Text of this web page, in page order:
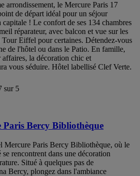
arrondissement, le Mercure Paris 17
de départ idéal pour un séjour
! Le confort de ses 134 chambres
réparateur, avec balcon et vue sur les
Tour Eiffel pour certaines. Détendez-vous
de l'hôtel ou dans le Patio. En famille,
affaires, la décoration chic et
vous séduire. Hôtel labellisé Clef Verte.
sur 5
Paris Bercy Bibliothèque
Mercure Paris Bercy Bibliothèque, où le
rencontrent dans une décoration
Situé à quelques pas de
Bercy, plongez dans l'ambiance